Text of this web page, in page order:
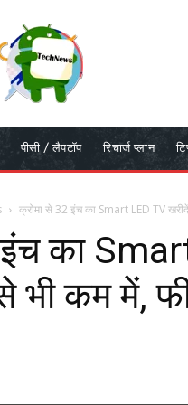
पीसी / लैपटॉप रिचार्ज प्लान
क्रोमा से 32 इंच का Smart LED TV
का
कम में,